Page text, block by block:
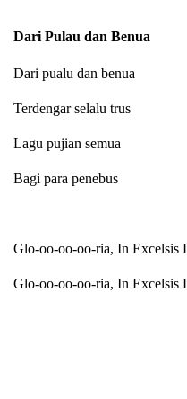
Dari Pulau dan Benua
Dari pualu dan benua
Terdengar selalu trus
Lagu pujian semua
Bagi para penebus
Glo-oo-oo-oo-ria, In Excelsis
Glo-oo-oo-oo-ria, In Excelsis